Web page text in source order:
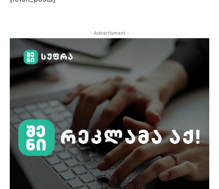
- Advertisment -